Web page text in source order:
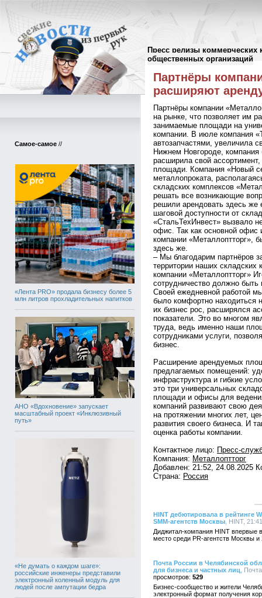
Пресс релизы коммерческих
общественных организаций
Самое-самое //
«Лента PRO» продала бизнесу более 5
млн литров прохладительных напитков
АНО «Вдохновение» запускает
масштабный проект «Инклюзивный
путь»
«Не думать о каждом шаге»:
российские инженеры представили
электронный коленный модуль для
людей после ампутации бедра
Пресс-релизы//
Партнёры
расширяют
Партнёры компании
на рынке, что позволяет им
занимаемые площади на
компании. В июле компания
автозапчастями, увеличила
Нижнем Новгороде, компания
расширила свой
площади. Компания «Новый
металлопроката,
складских комплексов
решать все возникающие
решили арендовать здесь же
шаговой доступности от
«СтальТехИнвест» вызвало
офис. Так как основной офис
компании «Металлоптторг»,
здесь же.
– Мы благодарим партнёров
территории наших складских
компании «Металлоптторг»
сотрудничество должно быть
Своей ежедневной работой
было комфортно находиться
их бизнес рос, расширялся
показатели. Это во многом
труда, ведь именно наши
сотрудниками услуги,
бизнес.
Расширение арендуемых
предлагаемых помещений:
инфраструктура и гибкие
это три универсальных
площади и офисы для
компаний развивают свою
на протяжении многих лет,
развития своего бизнеса. И
оценка работы компании.
Контактное лицо: Пресс-
Компания: Металлоптторг
Добавлен: 21:52, 24.08.2025
Страна: Россия
HINT дебютировала в рейтинге
SMM-агентств Москвы , HINT,
Диджитал-компания HINT впервые
место среди PR-агентств Москвы
Почта России в Челябинской
для бизнеса и частных лиц ,
529
Бизнес-сообщество и жители
электронный формат получения